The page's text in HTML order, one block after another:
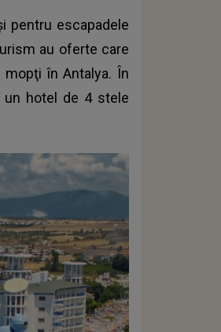
pentru escapadele
au oferte care
în Antalya. În
hotel de 4 stele